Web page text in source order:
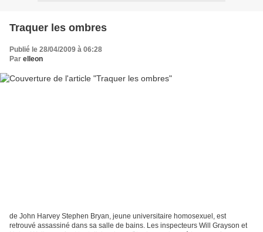
Traquer les ombres
Publié le 28/04/2009 à 06:28
Par elleon
de John Harvey Stephen Bryan, jeune universitaire homosexuel, est
retrouvé assassiné dans sa salle de bains. Les inspecteurs Will Grayson et